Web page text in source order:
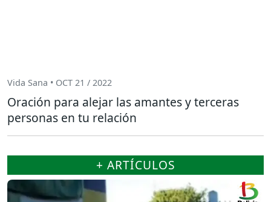
Vida Sana • OCT 21 / 2022
Oración para alejar las amantes y terceras
personas en tu relación
+ ARTÍCULOS